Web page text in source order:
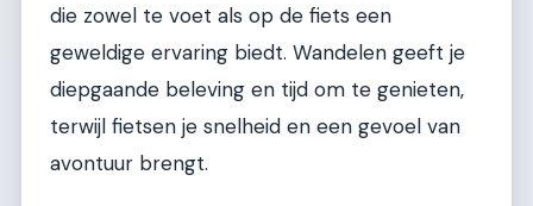
die zowel te voet als op de fiets een
geweldige ervaring biedt. Wandelen geeft je
diepgaande beleving en tijd om te genieten,
terwijl fietsen je snelheid en een gevoel van
avontuur brengt.